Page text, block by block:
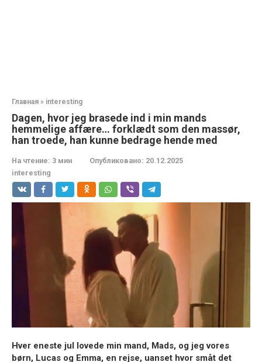
Главная » interesting
Dagen, hvor jeg brasede ind i min mands
hemmelige affære… forklædt som den massør,
han troede, han kunne bedrage hende med
На чтение: 3 мин Опубликовано: 20.12.2025
interesting
Hver eneste jul lovede min mand, Mads, og jeg vores
børn, Lucas og Emma, en rejse, uanset hvor småt det